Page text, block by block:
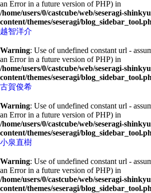
an Error in a future version of PHP) in
/home/users/0/castcube/web/seseragi-
content/themes/seseragi/
越智洋介
Warning: Use of undefined constant url -
an Error in a future version of PHP) in
/home/users/0/castcube/web/seseragi-
content/themes/seseragi/
古賀俊希
Warning: Use of undefined constant url -
an Error in a future version of PHP) in
/home/users/0/castcube/web/seseragi-
content/themes/seseragi/
小泉直樹
Warning: Use of undefined constant url -
an Error in a future version of PHP) in
/home/users/0/castcube/web/seseragi-
content/themes/seseragi/